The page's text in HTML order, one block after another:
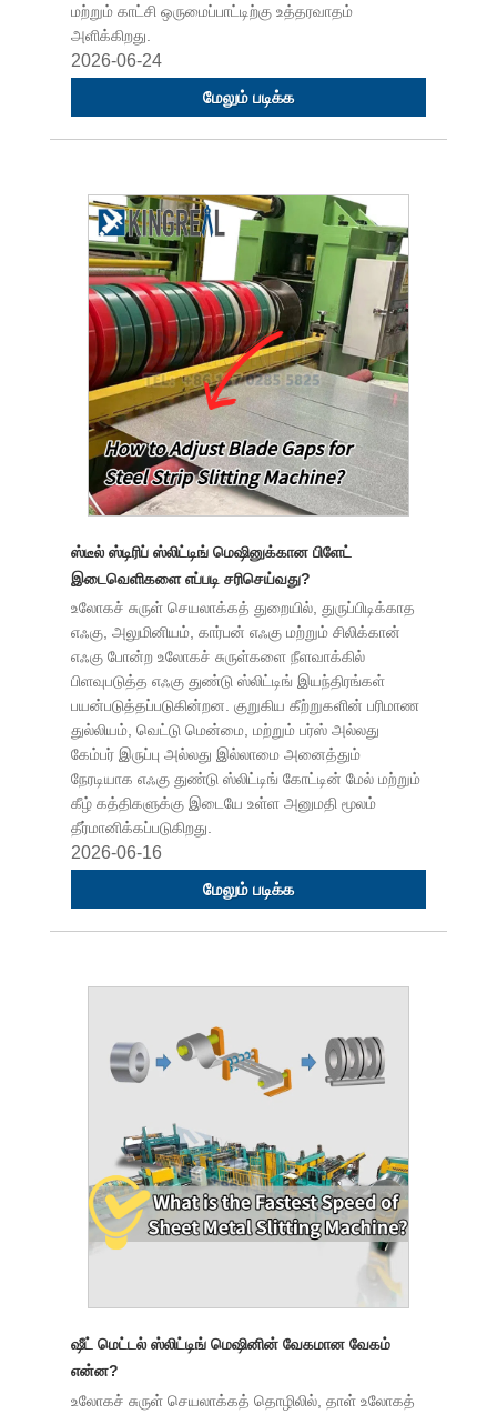
மற்றும் காட்சி ஒருமைப்பாட்டிற்கு உத்தரவாதம்
அளிக்கிறது.
2026-06-24
மேலும் படிக்க
ஸ்டீல் ஸ்டிரிப் ஸ்லிட்டிங் மெஷினுக்கான பிளேட்
இடைவெளிகளை எப்படி சரிசெய்வது?
உலோகச் சுருள் செயலாக்கத் துறையில், துருப்பிடிக்காத
எஃகு, அலுமினியம், கார்பன் எஃகு மற்றும் சிலிக்கான்
எஃகு போன்ற உலோகச் சுருள்களை நீளவாக்கில்
பிளவுபடுத்த எஃகு துண்டு ஸ்லிட்டிங் இயந்திரங்கள்
பயன்படுத்தப்படுகின்றன. குறுகிய கீற்றுகளின் பரிமாண
துல்லியம், வெட்டு மென்மை, மற்றும் பர்ஸ் அல்லது
கேம்பர் இருப்பு அல்லது இல்லாமை அனைத்தும்
நேரடியாக எஃகு துண்டு ஸ்லிட்டிங் கோட்டின் மேல் மற்றும்
கீழ் கத்திகளுக்கு இடையே உள்ள அனுமதி மூலம்
தீர்மானிக்கப்படுகிறது.
2026-06-16
மேலும் படிக்க
ஷீட் மெட்டல் ஸ்லிட்டிங் மெஷினின் வேகமான வேகம்
என்ன?
உலோகச் சுருள் செயலாக்கத் தொழிலில், தாள் உலோகத்